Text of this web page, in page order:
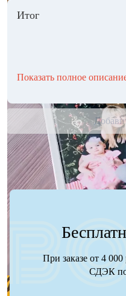
Итог
Показать полное
При заказе от 4
СДЭК по